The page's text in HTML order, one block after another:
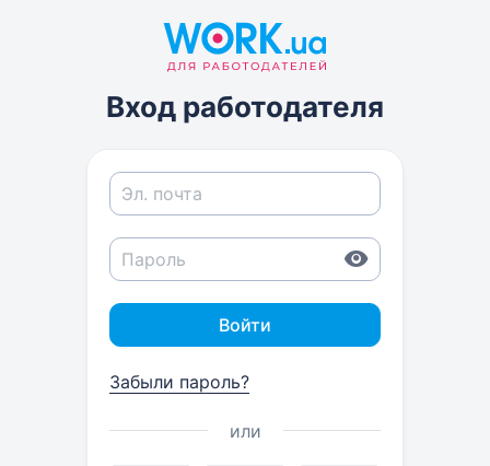
Вход работодателя
Войти
Забыли пароль?
или